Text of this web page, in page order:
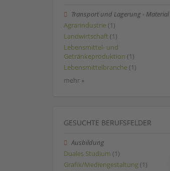
Transport und Lagerung - Material
Agrarindustrie (1)
Landwirtschaft (1)
Lebensmittel- und
Getränkeproduktion (1)
Lebensmittelbranche (1)
mehr »
GESUCHTE BERUFSFELDER
Ausbildung
Duales Studium (1)
Grafik/Mediengestaltung (1)